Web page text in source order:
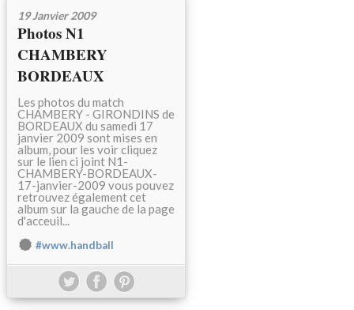
19 Janvier 2009
Photos N1
CHAMBERY
BORDEAUX
Les photos du match
CHAMBERY - GIRONDINS de
BORDEAUX du samedi 17
janvier 2009 sont mises en
album, pour les voir cliquez
sur le lien ci joint N1-
CHAMBERY-BORDEAUX-
17-janvier-2009 vous pouvez
retrouvez également cet
album sur la gauche de la page
d'acceuil...
#www.handball